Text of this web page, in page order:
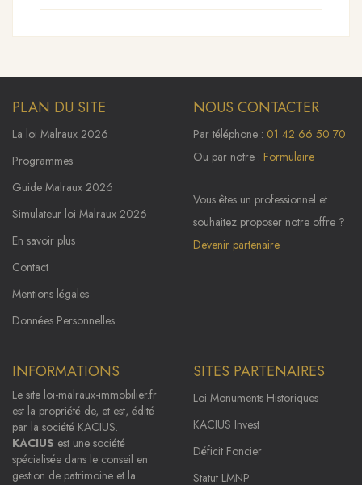
PLAN DU SITE
La loi Malraux 2026
Programmes
Guide Malraux 2026
Simulateur loi Malraux 2026
En savoir plus
Contact
Mentions légales
Données Personnelles
NOUS CONTACTER
Par téléphone : 01 42 66 50 70
Ou par notre : Formulaire
Vous êtes un professionnel et
souhaitez proposer notre offre ?
Devenir partenaire
INFORMATIONS
Le site loi-malraux-immobilier.fr
est la propriété de, et est, édité
par la société KACIUS.
KACIUS est une société
spécialisée dans le conseil en
gestion de patrimoine et la
SITES PARTENAIRES
Loi Monuments Historiques
KACIUS Invest
Déficit Foncier
Statut LMNP